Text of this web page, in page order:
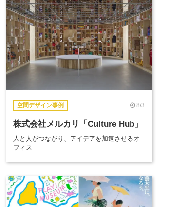
空間デザイン事例 8/3
株式会社メルカリ「Culture Hub」
人と人がつながり、アイデアを加速させるオ
フィス